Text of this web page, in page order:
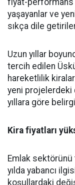
fiyat-performans
yaşayanlar ve
sıkça dile
Uzun yıllar
tercih edilen
hareketlilik
yeni projelerdeki
yıllara göre
Kira fiyatları
Emlak
yılda yabancı
koşullardaki